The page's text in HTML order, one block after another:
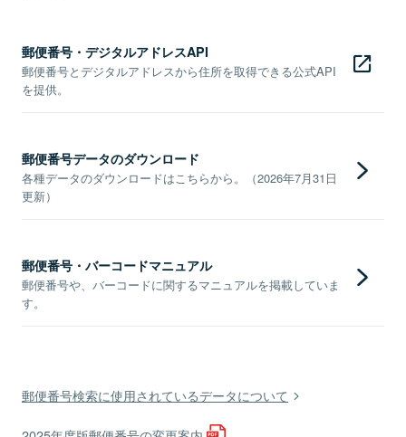
郵便番号・デジタルアドレスAPI
郵便番号とデジタルアドレスから住所を取得できる公式API
を提供。
郵便番号データのダウンロード
各種データのダウンロードはこちらから。（2026年7月31日
更新）
郵便番号・バーコードマニュアル
郵便番号や、バーコードに関するマニュアルを掲載していま
す。
郵便番号検索に使用されているデータについて